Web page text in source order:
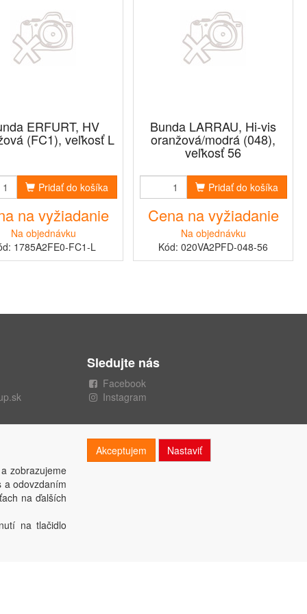
ERFURT, HV
(FC1), veľkosť L
Pridať do košíka
na vyžiadanie
Na objednávku
1785A2FE0-FC1-L
Bunda LARRAU, Hi-vis
oranžová/modrá (048),
veľkosť 56
Pridať do košíka
Cena na vyžiadanie
Na objednávku
Kód: 020VA2PFD-048-56
Sledujte nás
Facebook
Instagram
zobrazujeme
a odovzdaním
na ďalších
na tlačidlo
Akceptujem Nastaviť